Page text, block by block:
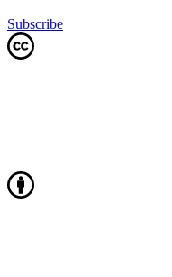
Subscribe